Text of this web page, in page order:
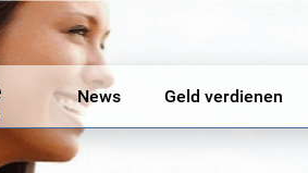
News Geld verdienen